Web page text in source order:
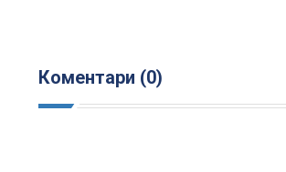
Коментари (0)